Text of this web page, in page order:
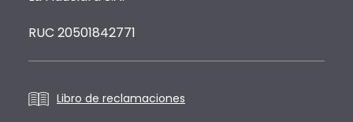
RUC 20501842771
Libro de reclamaciones